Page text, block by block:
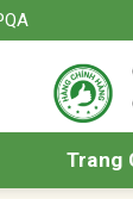
Trang